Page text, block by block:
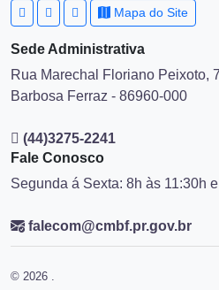
Mapa do Site
Sede Administrativa
Rua Marechal Floriano Peixoto,
Barbosa Ferraz - 86960-000
(44)3275-2241
Fale Conosco
Segunda á Sexta: 8h às 11:30h
falecom@cmbf.pr.gov.br
© 2026 .